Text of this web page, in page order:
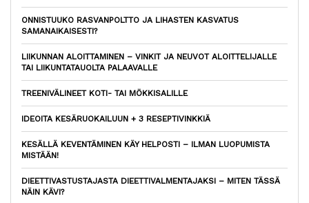
ONNISTUUKO RASVANPOLTTO JA LIHASTEN KASVATUS
SAMANAIKAISESTI?
LIIKUNNAN ALOITTAMINEN – VINKIT JA NEUVOT ALOITTELIJALLE
TAI LIIKUNTATAUOLTA PALAAVALLE
TREENIVÄLINEET KOTI- TAI MÖKKISALILLE
IDEOITA KESÄRUOKAILUUN + 3 RESEPTIVINKKIÄ
KESÄLLÄ KEVENTÄMINEN KÄY HELPOSTI – ILMAN LUOPUMISTA
MISTÄÄN!
DIEETTIVASTUSTAJASTA DIEETTIVALMENTAJAKSI – MITEN TÄSSÄ
NÄIN KÄVI?